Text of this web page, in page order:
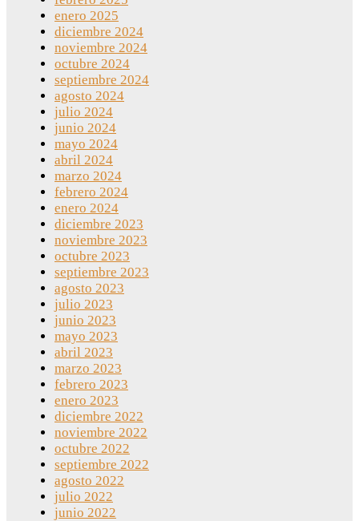
enero 2025
diciembre 2024
noviembre 2024
octubre 2024
septiembre 2024
agosto 2024
julio 2024
junio 2024
mayo 2024
abril 2024
marzo 2024
febrero 2024
enero 2024
diciembre 2023
noviembre 2023
octubre 2023
septiembre 2023
agosto 2023
julio 2023
junio 2023
mayo 2023
abril 2023
marzo 2023
febrero 2023
enero 2023
diciembre 2022
noviembre 2022
octubre 2022
septiembre 2022
agosto 2022
julio 2022
junio 2022